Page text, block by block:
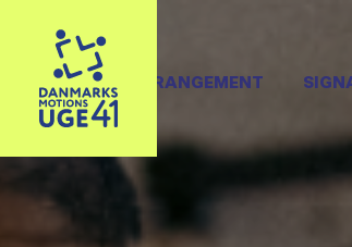
OPRET ARRANGEMENT